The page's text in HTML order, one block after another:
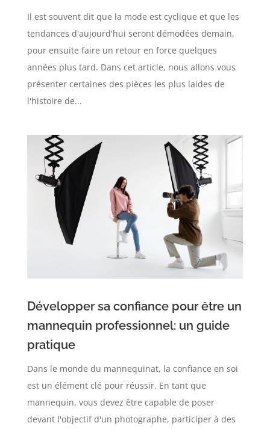
Il est souvent dit que la mode est cyclique et que les
tendances d'aujourd'hui seront démodées demain,
pour ensuite faire un retour en force quelques
années plus tard. Dans cet article, nous allons vous
présenter certaines des pièces les plus laides de
l'histoire de...
Développer sa confiance pour être un
mannequin professionnel: un guide
pratique
Dans le monde du mannequinat, la confiance en soi
est un élément clé pour réussir. En tant que
mannequin, vous devez être capable de poser
devant l'objectif d'un photographe, participer à des